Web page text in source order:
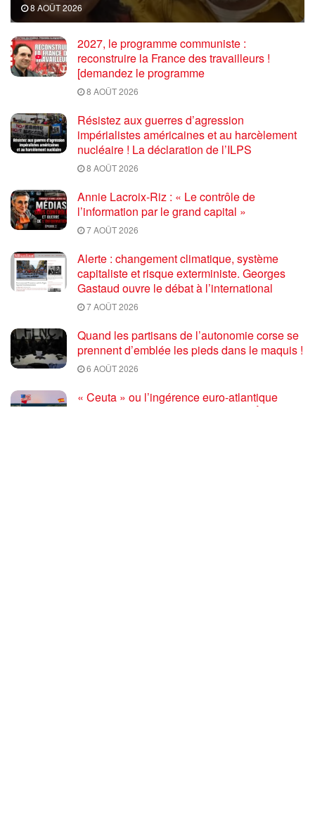
8 AOÛT 2026
2027, le programme communiste :
reconstruire la France des travailleurs !
[demandez le programme
8 AOÛT 2026
Résistez aux guerres d’agression
impérialistes américaines et au harcèlement
nucléaire ! La déclaration de l’ILPS
8 AOÛT 2026
Annie Lacroix-Riz : « Le contrôle de
l’information par le grand capital »
7 AOÛT 2026
Alerte : changement climatique, système
capitaliste et risque exterministe. Georges
Gastaud ouvre le débat à l’international
7 AOÛT 2026
Quand les partisans de l’autonomie corse se
prennent d’emblée les pieds dans le maquis !
6 AOÛT 2026
« Ceuta » ou l’ingérence euro-atlantique
systématique dans les affaires des États mal-